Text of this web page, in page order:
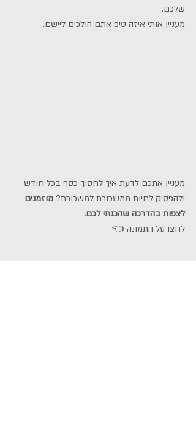
שלכם.
מעניין אותי איזה טיפ אתם הולכים ליישם.
מעניין אתכם לדעת איך לחסוך כסף בכל חודש
ולהפסיק לחיות ממשכורת למשכורת? מוזמנים
לצפות בהדרכה שהכנתי לכם.
לחצו על התמונה 👈